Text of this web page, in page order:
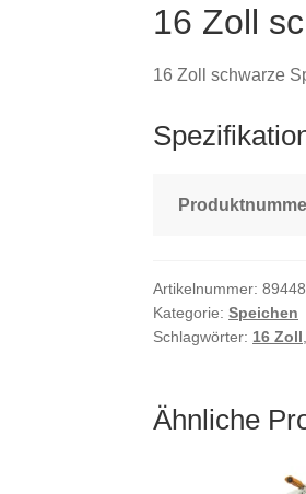
16 Zoll
16 Zoll schwarze
Artikelnummer:
Kategorie:Speichen
Schlagwörter: 16 Zoll
Ähnliche